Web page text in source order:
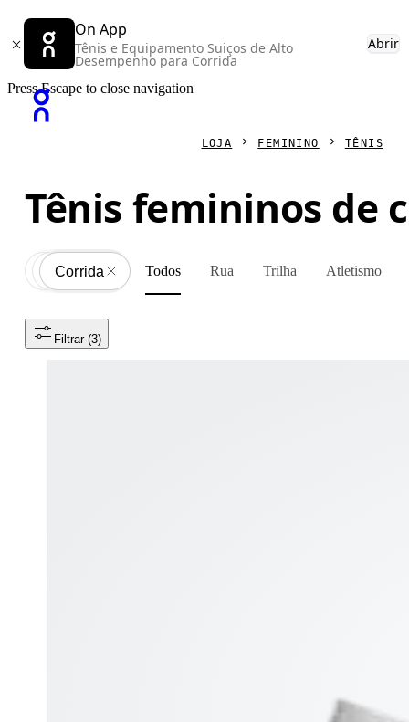
On App
Tênis e Equipamento Suiços de Alto
Desempenho para Corrida
Abrir
Press Escape to close navigation
LOJA FEMININO TÊNIS
Tênis femininos de
All
Tênis
Corrida Todos Rua Trilha Atletismo
Filtrar (3)